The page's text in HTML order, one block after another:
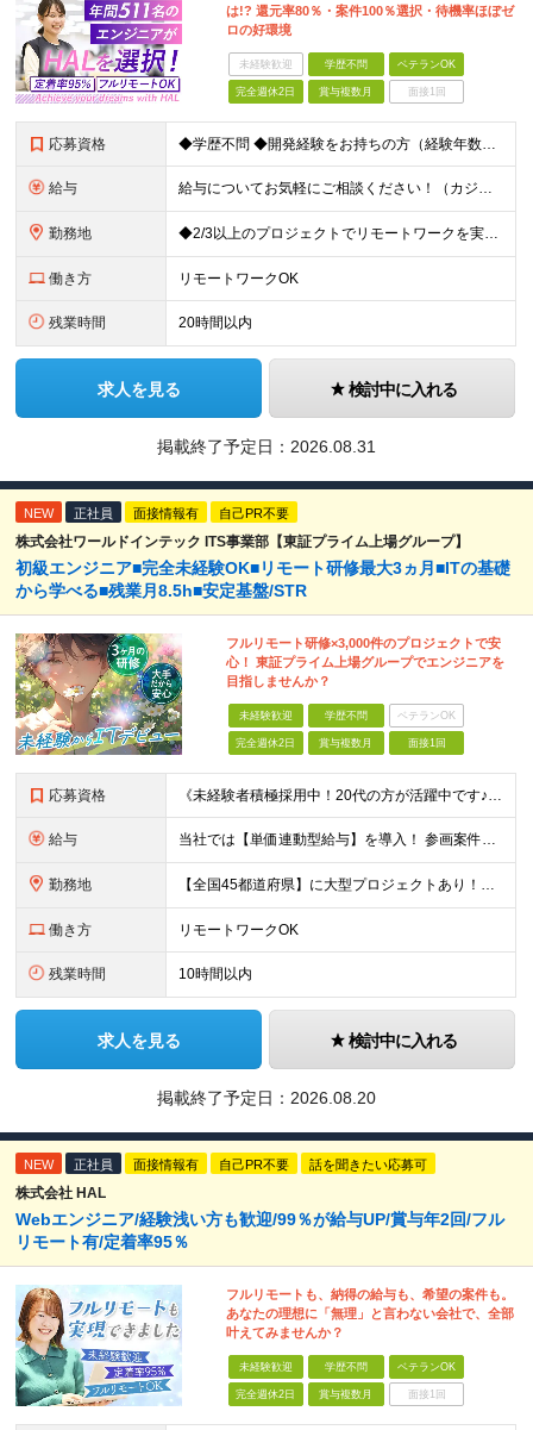
は!? 還元率80％・案件100％選択・待機率ほぼゼ
ロの好環境
未経験歓迎 学歴不問 ベテランOK
完全週休2日 賞与複数月 面接1回
応募資格 ◆学歴不問 ◆開発経験をお持ちの方（経験年数不問） ＜こんな方は大歓迎！＞ ◎今の収入をもっと増やしたい ◎もっと上流の案件で活躍したい ◎将来のキャリアにつながる案件に携わりたい ◎自分のやりたい
給与 給与についてお気軽にご相談ください！（カジュアル面談可能） 月給35万円～＋各種手当＋賞与2回 ※固定残業代は、時間外労働の有無に関わらず40時間分を87,500円～支給 ※超過分は別途支給 ※試用
勤務地 ◆2/3以上のプロジェクトでリモートワークを実施中！ ≪自社拠点≫ ・東京本社／東京都千代田区丸の内二丁目6番1号 丸の内パークビルディング6階 ・関西支社／⼤阪府⼤阪市中央区安⼟町2-3-13 ⼤
働き方 リモートワークOK
残業時間 20時間以内
求人を見る 検討中に入れる
掲載終了予定日： 2026.08.31
NEW 正社員 面接情報有 自己PR不要
株式会社ワールドインテック ITS事業部【東証プライム上場グループ】
初級エンジニア■完全未経験OK■リモート研修最大3ヵ月■ITの基礎
から学べる■残業月8.5h■安定基盤/STR
フルリモート研修×3,000件のプロジェクトで安
心！ 東証プライム上場グループでエンジニアを
目指しませんか？
未経験歓迎 学歴不問 ベテランOK
完全週休2日 賞与複数月 面接1回
応募資格 《未経験者積極採用中！20代の方が活躍中です♪》 ◎約4割が実務未経験入社！ ■学歴・職歴は一切問いません！ ■第二新卒の方もお気軽にご相談ください♪ ■入社してから数年は、転勤の可能性があります
給与 当社では【単価連動型給与】を導入！ 参画案件の契約単価に連動して給与が決定。 還元率は単価の【70％～80％】と東証プライム上場グループとして高水準です！（社会保険料・教育コスト含む） ■関東：月給
勤務地 【全国45都道府県】に大型プロジェクトあり！※ 四国・沖縄を除く 主要勤務地： 北海道/宮城県/栃木県/埼玉県/千葉県/東京都/神奈川県/愛知県/大阪府/京都府/兵庫県/広島県/福岡県/熊本県 ※勤
働き方 リモートワークOK
残業時間 10時間以内
求人を見る 検討中に入れる
掲載終了予定日： 2026.08.20
NEW 正社員 面接情報有 自己PR不要 話を聞きたい応募可
株式会社 HAL
Webエンジニア/経験浅い方も歓迎/99％が給与UP/賞与年2回/フル
リモート有/定着率95％
フルリモートも、納得の給与も、希望の案件も。
あなたの理想に「無理」と言わない会社で、全部
叶えてみませんか？
未経験歓迎 学歴不問 ベテランOK
完全週休2日 賞与複数月 面接1回